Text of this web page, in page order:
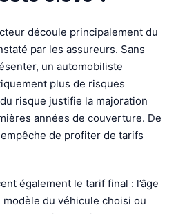
découle principalement du
par les assureurs. Sans
un automobiliste
plus de risques
risque justifie la majoration
années de couverture. De
de profiter de tarifs
également le tarif final : l’âge
du véhicule choisi ou